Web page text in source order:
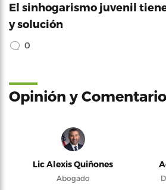
El sinhogarismo juvenil
y solución
0
Opinión y
Lic Alexis Quiñones
Abogado